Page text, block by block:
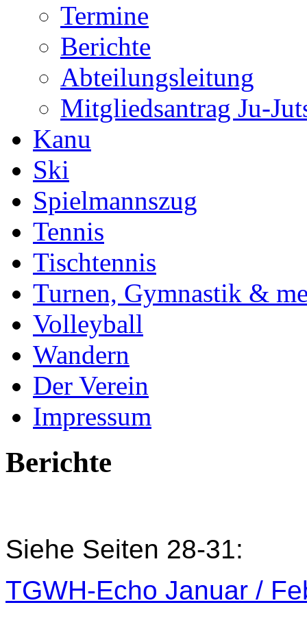
Termine
Berichte
Abteilungsleitung
Mitgliedsantrag Ju-
Kanu
Ski
Spielmannszug
Tennis
Tischtennis
Turnen, Gymnastik &
Volleyball
Wandern
Der Verein
Impressum
Berichte
Siehe Seiten 28-31:
TGWH-Echo Januar /